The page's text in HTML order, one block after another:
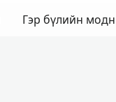
Гэр бүлийн